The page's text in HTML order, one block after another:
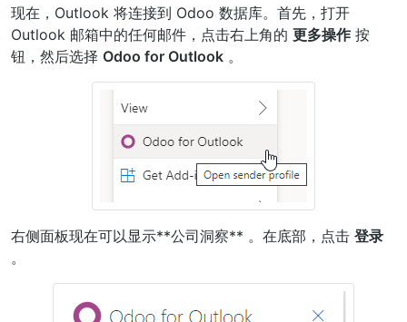
现在，Outlook 将连接到 Odoo 数据库。首先，打开
Outlook 邮箱中的任何邮件，点击右上角的 更多操作按
钮，然后选择 Odoo for Outlook 。
右侧面板现在可以显示**公司洞察** 。在底部，点击 登录
。